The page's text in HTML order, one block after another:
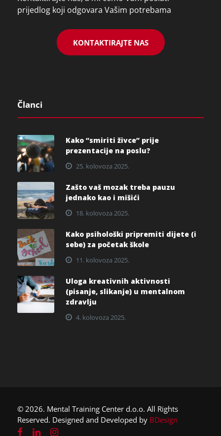
prijedlog koji odgovara Vašim potrebama
KONTAKTIRAJTE NAS
Članci
Kako “smiriti živce” prije
prezentacije na poslu?
25. kolovoza 2025.
Zašto vaš mozak treba pauzu
jednako kao i mišići
18. kolovoza 2025.
Kako psihološki pripremiti dijete (i
sebe) za početak škole
11. kolovoza 2025.
Uloga kreativnih aktivnosti
(pisanje, slikanje) u mentalnom
zdravlju
4. kolovoza 2025.
© 2026. Mental Training Center d.o.o. All Rights
Reserved. Designed and Developed by BDesign